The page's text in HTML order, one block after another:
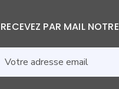
RECEVEZ PAR MAIL